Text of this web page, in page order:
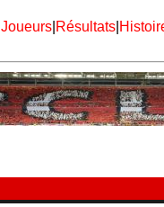
Joueurs| Résultats|